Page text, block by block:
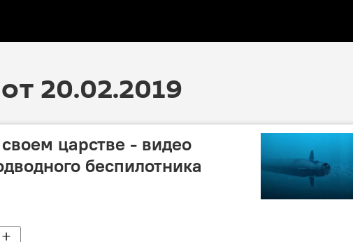
20.02.2019
царстве - видео
беспилотника